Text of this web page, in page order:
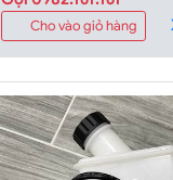
Cho vào giỏ hàng